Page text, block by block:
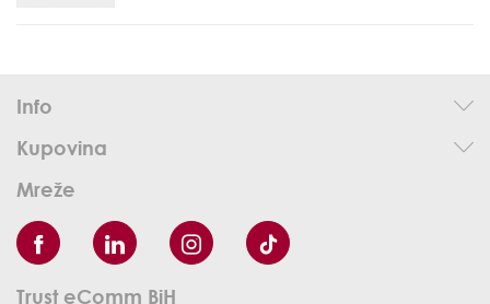
Info
Kupovina
Mreže
Trust eComm BiH